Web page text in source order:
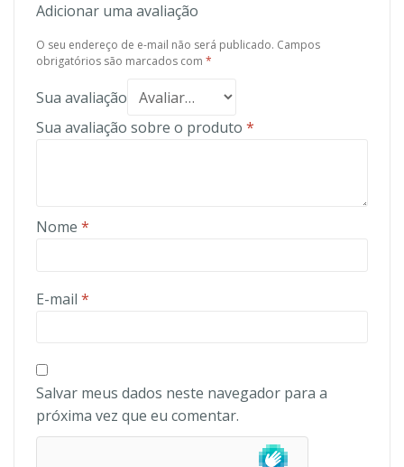
Adicionar uma avaliação
O seu endereço de e-mail não será publicado. Campos
obrigatórios são marcados com *
Sua avaliação
Sua avaliação sobre o produto *
Nome *
E-mail *
Salvar meus dados neste navegador para a
próxima vez que eu comentar.